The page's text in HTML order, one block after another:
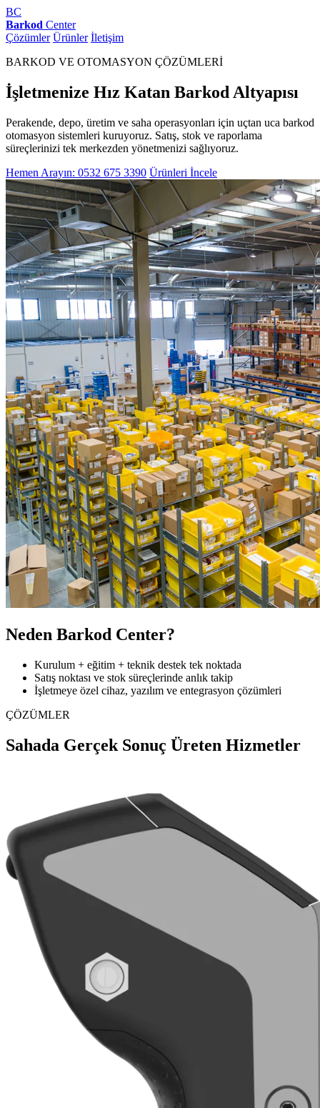
BC
Barkod Center
Çözümler Ürünler İletişim
BARKOD VE OTOMASYON ÇÖZÜMLERİ
İşletmenize Hız Katan Barkod Altyapısı
Perakende, depo, üretim ve saha operasyonları için uçtan uca barkod
otomasyon sistemleri kuruyoruz. Satış, stok ve raporlama
süreçlerinizi tek merkezden yönetmenizi sağlıyoruz.
Hemen Arayın: 0532 675 3390 Ürünleri İncele
Neden Barkod Center?
Kurulum + eğitim + teknik destek tek noktada
Satış noktası ve stok süreçlerinde anlık takip
İşletmeye özel cihaz, yazılım ve entegrasyon çözümleri
ÇÖZÜMLER
Sahada Gerçek Sonuç Üreten Hizmetler